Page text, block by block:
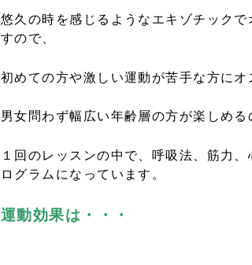
悠久の時を感じるようなエキゾチック
すので、
初めての方や激しい運動が苦手な方にオ
男女問わず幅広い年齢層の方が楽しめる
１回のレッスンの中で、呼吸法、筋力
ログラムになっています。
運動効果は・・・